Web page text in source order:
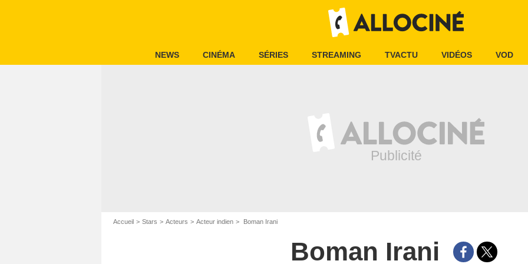
NEWS CINÉMA SÉRIES STREAMING TVACTU VIDÉOS VOD
Accueil Stars Acteurs Acteur indien Boman Irani
Boman Irani